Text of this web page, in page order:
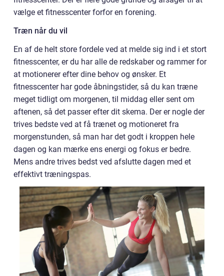
vælge et fitnesscenter forfor en forening.
Træn når du vil
En af de helt store fordele ved at melde sig ind i et stort
fitnesscenter, er du har alle de redskaber og rammer for
at motionerer efter dine behov og ønsker. Et
fitnesscenter har gode åbningstider, så du kan træne
meget tidligt om morgenen, til middag eller sent om
aftenen, så det passer efter dit skema. Der er nogle der
trives bedste ved at få trænet og motioneret fra
morgenstunden, så man har det godt i kroppen hele
dagen og kan mærke ens energi og fokus er bedre.
Mens andre trives bedst ved afslutte dagen med et
effektivt træningspas.